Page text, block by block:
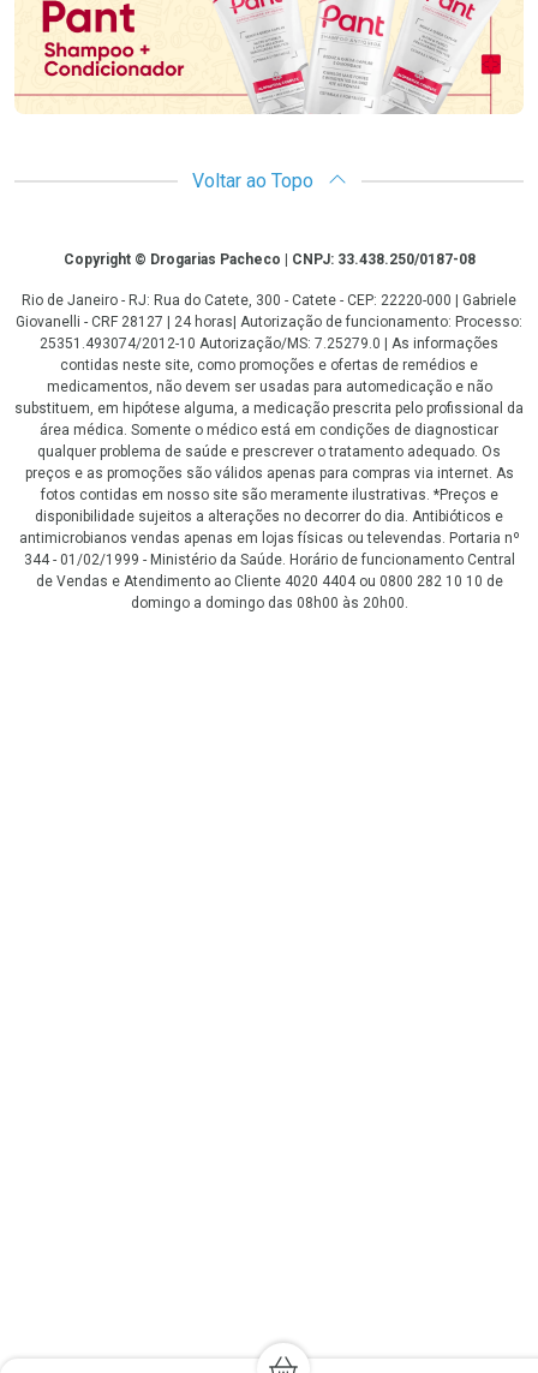
Voltar ao Topo
CopyrightCopyright © Drogarias Pacheco | CNPJ: 33.438.250/0187-08
Rio de Janeiro - RJ: Rua do Catete, 300 - Catete - CEP: 22220-000 | Gabriele
Giovanelli - CRF 28127 | 24 horas| Autorização de funcionamento: Processo:
25351.493074/2012-10 Autorização/MS: 7.25279.0 | As informações
contidas neste site, como promoções e ofertas de remédios e
medicamentos, não devem ser usadas para automedicação e não
substituem, em hipótese alguma, a medicação prescrita pelo profissional da
área médica. Somente o médico está em condições de diagnosticar
qualquer problema de saúde e prescrever o tratamento adequado. Os
preços e as promoções são válidos apenas para compras via internet. As
fotos contidas em nosso site são meramente ilustrativas. *Preços e
disponibilidade sujeitos a alterações no decorrer do dia. Antibióticos e
antimicrobianos vendas apenas em lojas físicas ou televendas. Portaria nº
344 - 01/02/1999 - Ministério da Saúde. Horário de funcionamento Central
de Vendas e Atendimento ao Cliente 4020 4404 ou 0800 282 10 10 de
domingo a domingo das 08h00 às 20h00.